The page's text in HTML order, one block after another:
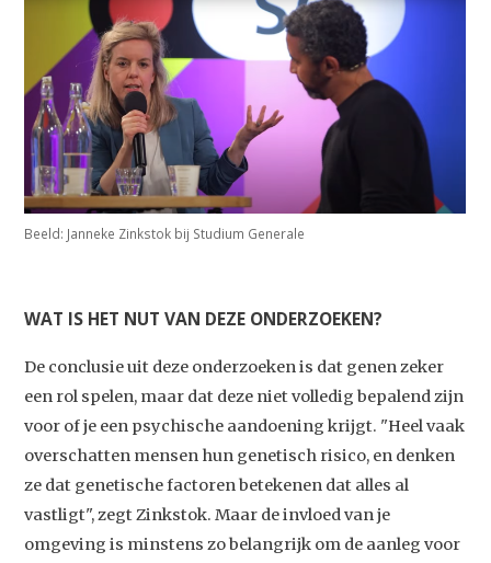
Beeld: Janneke Zinkstok bij Studium Generale
WAT IS HET NUT VAN DEZE ONDERZOEKEN?
De conclusie uit deze onderzoeken is dat genen zeker
een rol spelen, maar dat deze niet volledig bepalend zijn
voor of je een psychische aandoening krijgt. "Heel vaak
overschatten mensen hun genetisch risico, en denken
ze dat genetische factoren betekenen dat alles al
vastligt", zegt Zinkstok. Maar de invloed van je
omgeving is minstens zo belangrijk om de aanleg voor